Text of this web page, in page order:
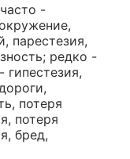
часто -
парестезия,
редко -
гипестезия,
потеря
потеря
бред,